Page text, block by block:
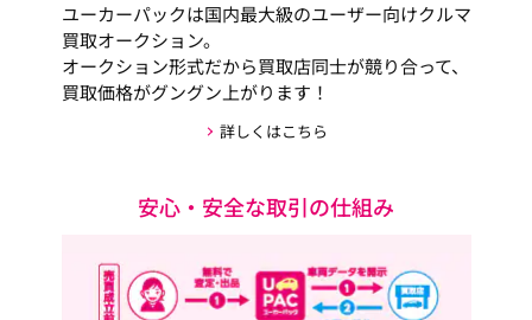
ユーカーパックは国内最大級のユーザー向けクルマ
買取オークション。
オークション形式だから買取店同士が競り合って、
買取価格がグングン上がります！
詳しくはこちら
安心・安全な取引の仕組み